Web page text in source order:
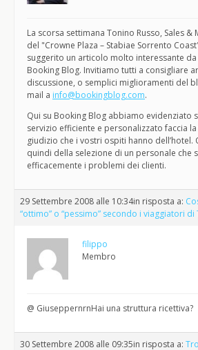
La scorsa settimana Tonino Russo, Sales &
del "Crowne Plaza – Stabiae Sorrento
suggerito un articolo molto interessante
Booking Blog. Invitiamo tutti a consigliare
discussione, o semplici miglioramenti del
mail a info@bookingblog.com.
Qui su Booking Blog abbiamo evidenziato
servizio efficiente e personalizzato faccia
giudizio che i vostri ospiti hanno dell’hotel.
quindi della selezione di un personale che
efficacemente i problemi dei clienti.
29 Settembre 2008 alle 10:34in risposta a:
“ottimo” o “pessimo” secondo i viaggiatori
filippo
Membro
@ GiuseppernrnHai una struttura ricettiva?
30 Settembre 2008 alle 09:35in risposta a: